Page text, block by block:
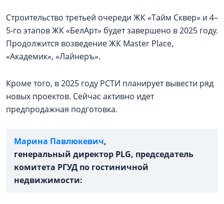
Строительство третьей очереди ЖК «Тайм Сквер» и 4–
5-го этапов ЖК «БелАрт» будет завершено в 2025 году.
Продолжится возведение ЖК Master Place,
«Академик», «Лайнеръ».
Кроме того, в 2025 году РСТИ планирует вывести ряд
новых проектов. Сейчас активно идет
предпродажная подготовка.
Марина Павлюкевич,
генеральный директор PLG, председатель
комитета РГУД по гостиничной
недвижимости: